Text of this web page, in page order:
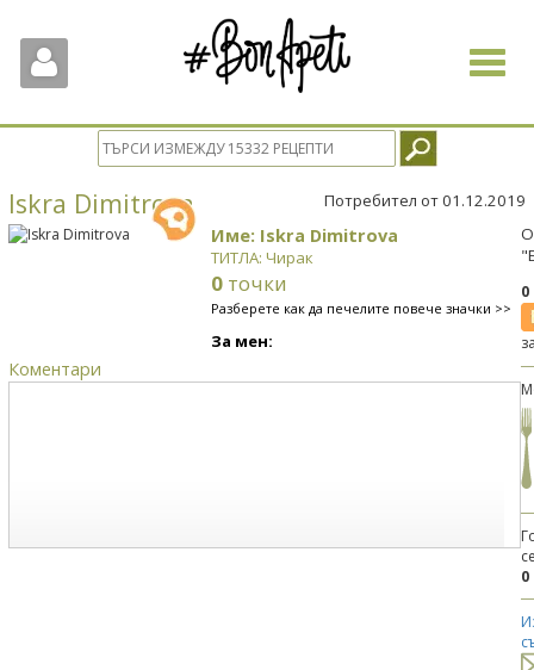
Toggle
Iskra Dimitrova Потребител от 01.12.2019
Име: Iskra Dimitrova
ТИТЛА: Чирак
0 точки
Разберете как да печелите повече значки >>
За мен:
Коментари
0